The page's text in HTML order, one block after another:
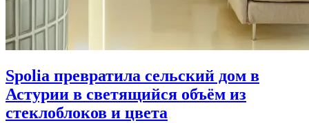
Spolia превратила сельский дом в
Астурии в светящийся объём из
стеклоблоков и цвета